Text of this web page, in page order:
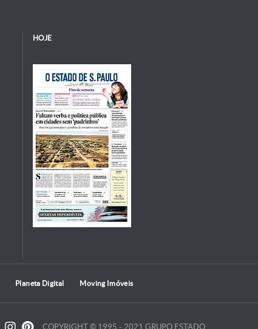
HOJE
Planeta Digital Moving Imóveis
COPYRIGHT © 1995 - 2021 GRUPO ESTADO